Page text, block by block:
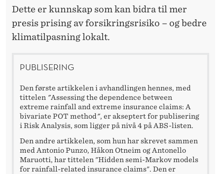
Dette er kunnskap som kan bidra til mer
presis prising av forsikringsrisiko – og bedre
klimatilpasning lokalt.
PUBLISERING
Den første artikkelen i avhandlingen hennes, med
tittelen "Assessing the dependence between
extreme rainfall and extreme insurance claims: A
bivariate POT method ", er akseptert for publisering
i Risk Analysis, som ligger på nivå 4 på ABS-listen.
Den andre artikkelen, som hun har skrevet sammen
med Antonio Punzo, Håkon Otneim og Antonello
Maruotti, har tittelen "Hidden semi-Markov models
for rainfall-related insurance claims". Den er